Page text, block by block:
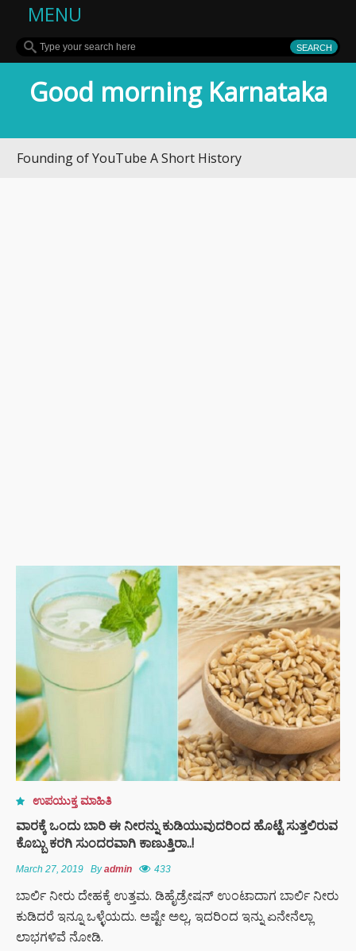
MENU
Good morning Karnataka
of YouTube A Short History
ಉಪಯುಕ್ತ ಮಾಹಿತಿ
ವಾರಕ್ಕೆ ಒಂದು ಬಾರಿ ಈ ನೀರನ್ನು ಕುಡಿಯುವುದರಿಂದ ಹೊಟ್ಟೆ ಸುತ್ತಲಿರುವ
ಕೊಬ್ಬು ಕರಗಿ ಸುಂದರವಾಗಿ ಕಾಣುತ್ತಿರಾ..!
March 27, 2019 Byadmin 433
ಬಾರ್ಲಿ ನೀರು ದೇಹಕ್ಕೆ ಉತ್ತಮ. ಡಿಹೈಡ್ರೇಷನ್ ಉಂಟಾದಾಗ ಬಾರ್ಲಿ ನೀರು
ಕುಡಿದರೆ ಇನ್ನೂ ಒಳ್ಳೆಯದು. ಅಷ್ಟೇ ಅಲ್ಲ, ಇದರಿಂದ ಇನ್ನು ಏನೇನೆಲ್ಲಾ
ಲಾಭಗಳಿವೆ ನೋಡಿ.